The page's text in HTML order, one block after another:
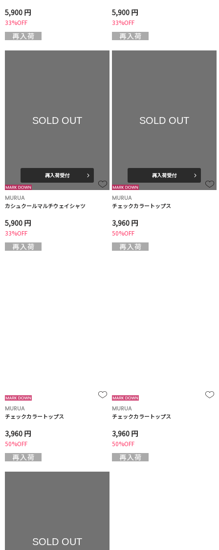
5,900 円
33%OFF
5,900 円
33%OFF
SOLD OUT
再入荷受付
MURUA
カシュクールマルチウェイシャツ
5,900 円
33%OFF
SOLD OUT
再入荷受付
MURUA
チェックカラートップス
3,960 円
50%OFF
MURUA
チェックカラートップス
3,960 円
50%OFF
MURUA
チェックカラートップス
3,960 円
50%OFF
SOLD OUT